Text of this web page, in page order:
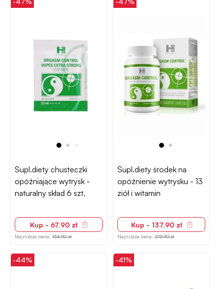
Supl.diety chusteczki
opóźniające wytrysk -
naturalny skład 6 szt.
Kup - 67,90 zł
Najniższa cena: 134,90 zł
Supl.diety środek na
opóźnienie wytrysku - 13
ziół i witamin
Kup - 137,90 zł
Najniższa cena: 273,90 zł
-44% -41%